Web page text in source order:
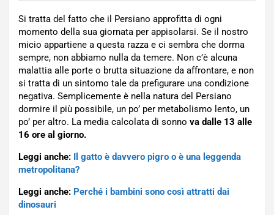
Si tratta del fatto che il Persiano approfitta di ogni
momento della sua giornata per appisolarsi. Se il nostro
micio appartiene a questa razza e ci sembra che dorma
sempre, non abbiamo nulla da temere. Non c’è alcuna
malattia alle porte o brutta situazione da affrontare, e non
si tratta di un sintomo tale da prefigurare una condizione
negativa. Semplicemente è nella natura del Persiano
dormire il più possibile, un po’ per metabolismo lento, un
po’ per altro. La media calcolata di sonno va dalle 13 alle
16 ore al giorno.
Leggi anche: Il gatto è davvero pigro o è una leggenda
metropolitana?
Leggi anche: Perché i bambini sono così attratti dai
dinosauri